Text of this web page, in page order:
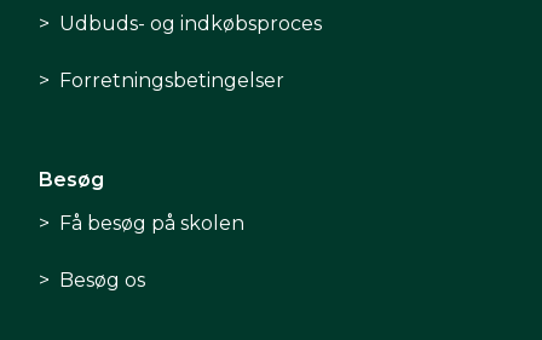
Udbuds- og indkøbsproces
Forretningsbetingelser
Besøg
Få besøg på skolen
Besøg os